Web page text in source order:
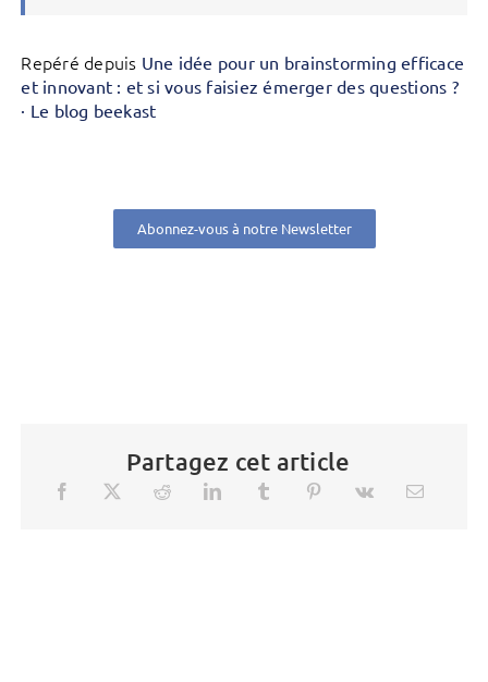
Repéré depuis Une idée pour un brainstorming efficace
et innovant : et si vous faisiez émerger des questions ?
· Le blog beekast
Abonnez-vous à notre Newsletter
Partagez cet article